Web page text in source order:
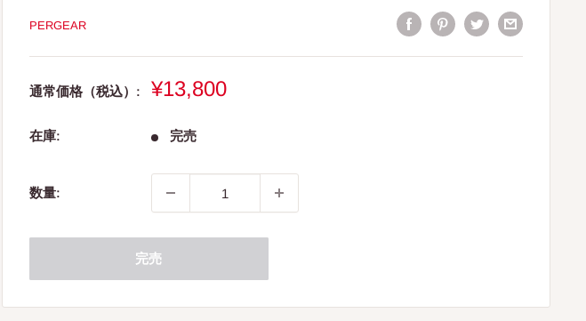
PERGEAR
通常価格（税込）:
販
価
¥13,800
在庫: 完売
数量:
完売